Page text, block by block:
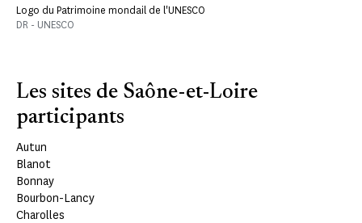
Logo du Patrimoine mondail de l'UNESCO
DR - UNESCO
Les sites de Saône-et-Loire
participants
Autun
Blanot
Bonnay
Bourbon-Lancy
Charolles